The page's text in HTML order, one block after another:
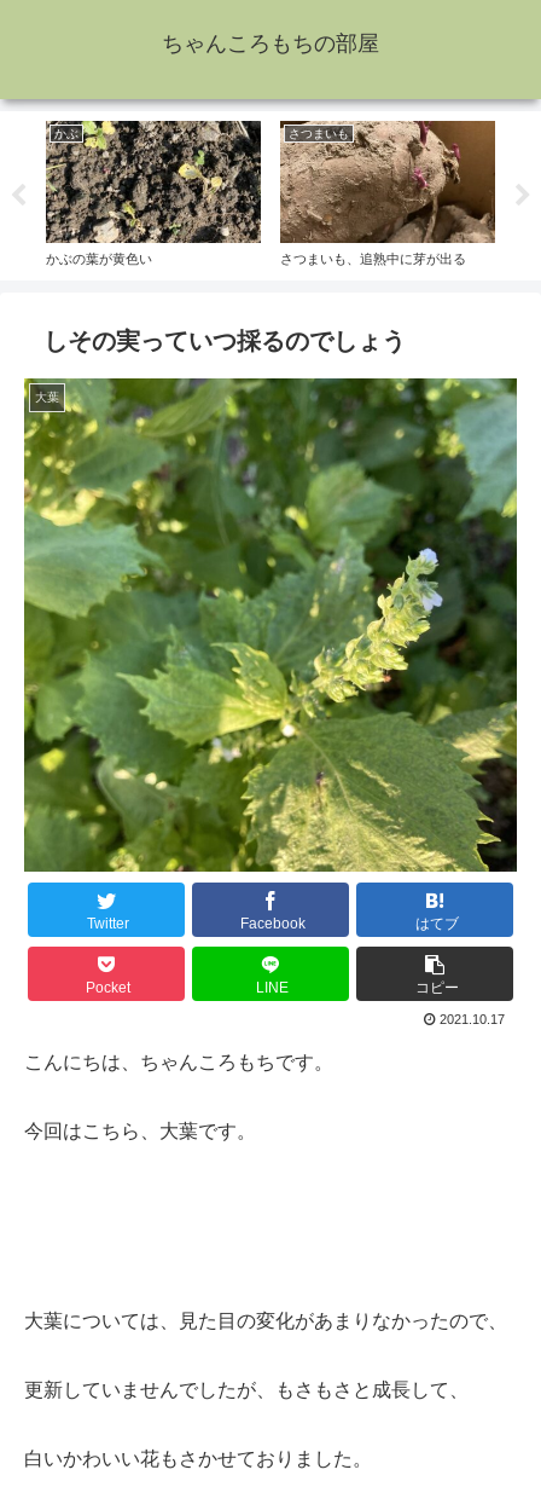
ちゃんころもちの部屋
かぶ
かぶの葉が黄色い
さつまいも
さつまいも、追熟中に芽が出る
しその実っていつ採るのでしょう
大葉
Twitter Facebook はてブ
Pocket LINE コピー
2021.10.17
こんにちは、ちゃんころもちです。
今回はこちら、大葉です。
大葉については、見た目の変化があまりなかったので、
更新していませんでしたが、もさもさと成長して、
白いかわいい花もさかせておりました。